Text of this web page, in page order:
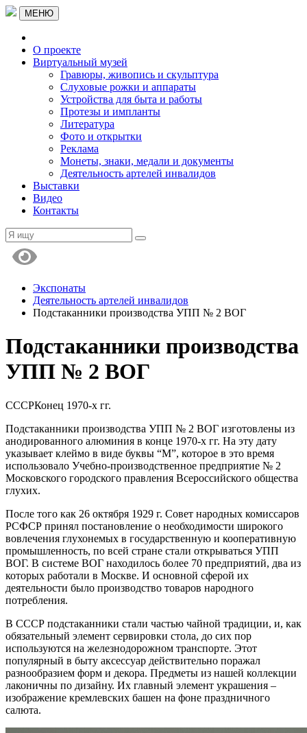
МЕНЮ
О проекте
Виртуальный музей
Гравюры, живопись и скульптура
Слуховые рожки и аппараты
Устройства для быта и работы
Протезы и импланты
Литература
Фото и открытки
Реклама
Монеты, знаки, медали и документы
Деятельность артелей инвалидов
Выставки
Видео
Контакты
Экспонаты
Деятельность артелей инвалидов
Подстаканники производства УПП № 2 ВОГ
Подстаканники производства
УПП № 2 ВОГ
СССРКонец 1970-х гг.
Подстаканники производства УПП № 2 ВОГ изготовлены из
анодированного алюминия в конце 1970-х гг. На эту дату
указывает клеймо в виде буквы “М”, которое в это время
использовало Учебно-производственное предприятие № 2
Московского городского правления Всероссийского общества
глухих.
После того как 26 октября 1929 г. Совет народных комиссаров
РСФСР принял постановление о необходимости широкого
вовлечения глухонемых в государственную и кооперативную
промышленность, по всей стране стали открываться УПП
ВОГ. В системе ВОГ находилось более 70 предприятий, два из
которых работали в Москве. И основной сферой их
деятельности было производство товаров народного
потребления.
В СССР подстаканники стали частью чайной традиции, и, как
обязательный элемент сервировки стола, до сих пор
используются на железнодорожном транспорте. Этот
популярный в быту аксессуар действительно поражал
разнообразием форм и декора. Предметы из нашей коллекции
лаконичны по дизайну. Их главный элемент украшения –
изображение кремлевских башен на фоне праздничного
салюта.